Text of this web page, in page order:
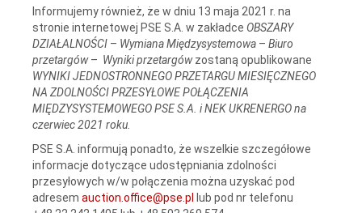
Informujemy również, że w dniu 13 maja 2021 r. na
stronie internetowej PSE S.A. w zakładce OBSZARY
DZIAŁALNOŚCI – Wymiana Międzysystemowa – Biuro
przetargów– Wyniki przetargówzostaną opublikowane
WYNIKI JEDNOSTRONNEGO PRZETARGU MIESIĘCZNEGO
NA ZDOLNOŚCI PRZESYŁOWE POŁĄCZENIA
MIĘDZYSYSTEMOWEGO PSE S.A. i NEK UKRENERGO na
czerwiec 2021 roku.
PSE S.A. informują ponadto, że wszelkie szczegółowe
informacje dotyczące udostępniania zdolności
przesyłowych w/w połączenia można uzyskać pod
adresem auction.office@pse.pl
lub pod nr telefonu